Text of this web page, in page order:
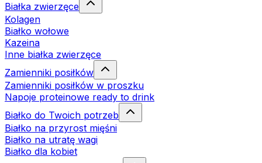
Białka zwierzęce
Kolagen
Białko wołowe
Kazeina
Inne białka zwierzęce
Zamienniki posiłków
Zamienniki posiłków w proszku
Napoje proteinowe ready to drink
Białko do Twoich potrzeb
Białko na przyrost mięśni
Białko na utratę wagi
Białko dla kobiet